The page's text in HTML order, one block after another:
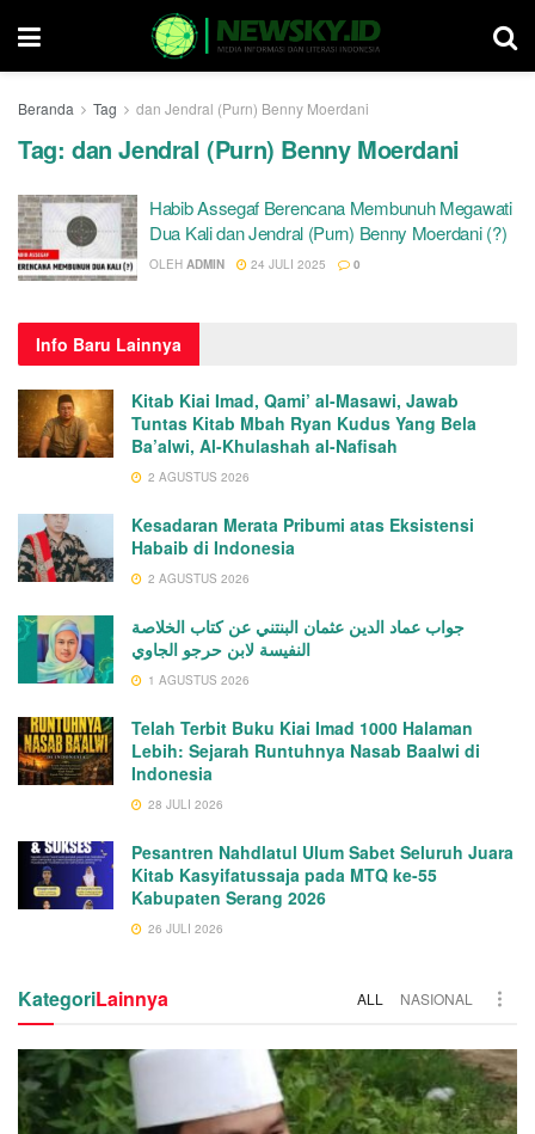
Beranda Tag dan Jendral (Purn) Benny Moerdani
Tag: dan Jendral (Purn) Benny Moerdani
Habib Assegaf Berencana Membunuh Megawati
Dua Kali dan Jendral (Purn) Benny Moerdani (?)
OLEH ADMIN 24 JULI 2025 0
Info Baru Lainnya
Kitab Kiai Imad, Qami’ al-Masawi, Jawab
Tuntas Kitab Mbah Ryan Kudus Yang Bela
Ba’alwi, Al-Khulashah al-Nafisah
2 AGUSTUS 2026
Kesadaran Merata Pribumi atas Eksistensi
Habaib di Indonesia
2 AGUSTUS 2026
جواب عماد الدين عثمان البنتني عن كتاب الخلاصة
النفيسة لابن حرجو الجاوي
1 AGUSTUS 2026
Telah Terbit Buku Kiai Imad 1000 Halaman
Lebih: Sejarah Runtuhnya Nasab Baalwi di
Indonesia
28 JULI 2026
Pesantren Nahdlatul Ulum Sabet Seluruh Juara
Kitab Kasyifatussaja pada MTQ ke-55
Kabupaten Serang 2026
26 JULI 2026
KategoriLainnya ALL NASIONAL